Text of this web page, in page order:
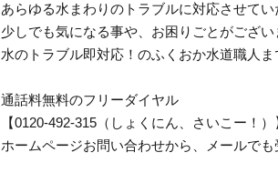
あらゆる水まわりのトラブルに対応させてい
少しでも気になる事や、お困りごとがござい
水のトラブル即対応！のふくおか水道職人ま
通話料無料のフリーダイヤル
【0120-492-315（しょくにん、さいこー！
ホームページお問い合わせから、メールでも